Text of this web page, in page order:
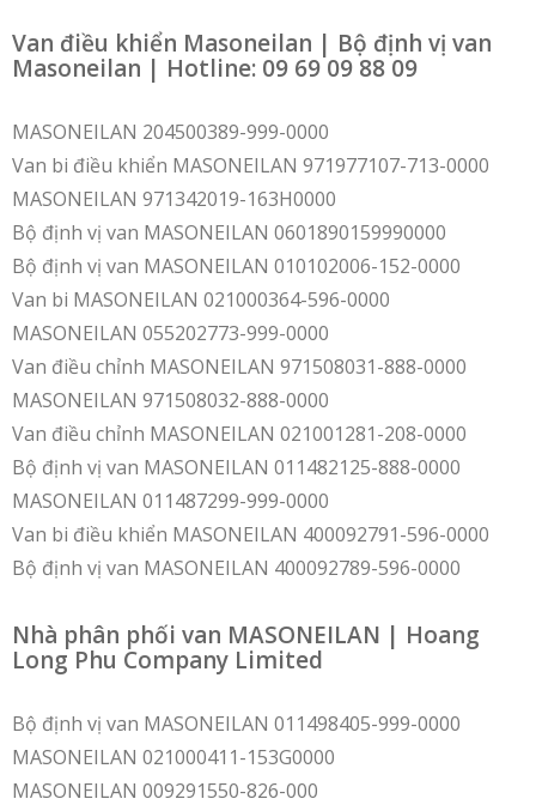
Van điều khiển Masoneilan | Bộ định vị van
Masoneilan | Hotline: 09 69 09 88 09
MASONEILAN 204500389-999-0000
Van bi điều khiển MASONEILAN 971977107-713-0000
MASONEILAN 971342019-163H0000
Bộ định vị van MASONEILAN 0601890159990000
Bộ định vị van MASONEILAN 010102006-152-0000
Van bi MASONEILAN 021000364-596-0000
MASONEILAN 055202773-999-0000
Van điều chỉnh MASONEILAN 971508031-888-0000
MASONEILAN 971508032-888-0000
Van điều chỉnh MASONEILAN 021001281-208-0000
Bộ định vị van MASONEILAN 011482125-888-0000
MASONEILAN 011487299-999-0000
Van bi điều khiển MASONEILAN 400092791-596-0000
Bộ định vị van MASONEILAN 400092789-596-0000
Nhà phân phối van MASONEILAN | Hoang
Long Phu Company Limited
Bộ định vị van MASONEILAN 011498405-999-0000
MASONEILAN 021000411-153G0000
MASONEILAN 009291550-826-000